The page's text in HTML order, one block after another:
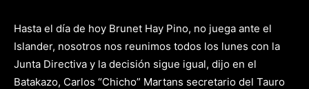
Hasta el día de hoy Brunet Hay Pino, no juega ante el
Islander, nosotros nos reunimos todos los lunes con la
Junta Directiva y la decisión sigue igual, dijo en el
Batakazo, Carlos “Chicho” Martans secretario del Tauro